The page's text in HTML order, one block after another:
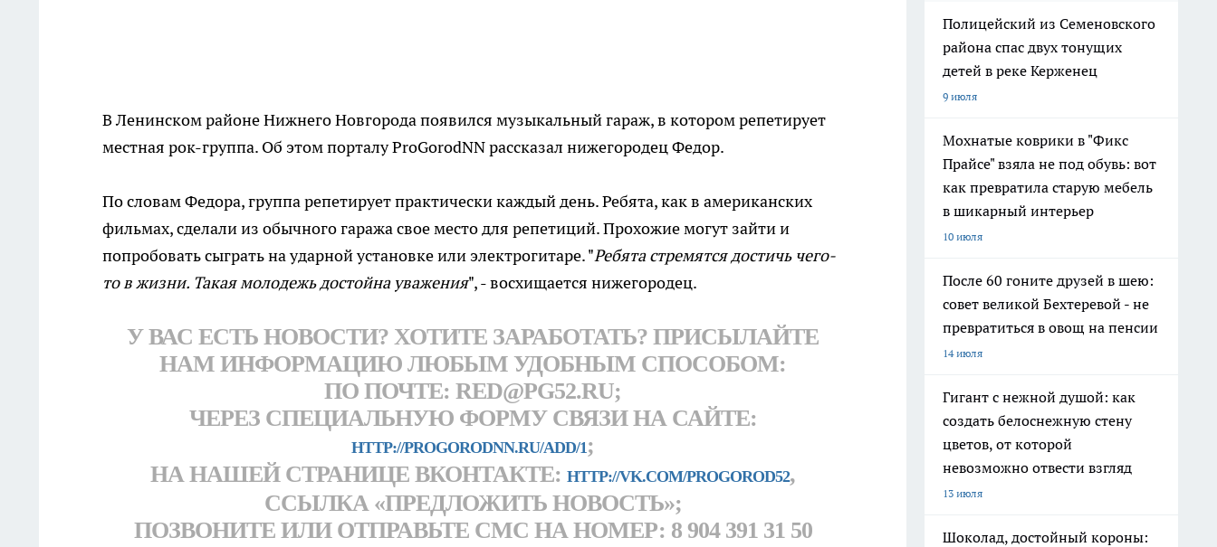
В Ленинском районе Нижнего Новгорода появился музыкальный гараж, в котором репетирует
местная рок-группа. Об этом порталу ProGorodNN рассказал нижегородец Федор.
По словам Федора, группа репетирует практически каждый день. Ребята, как в американских
фильмах, сделали из обычного гаража свое место для репетиций. Прохожие могут зайти и
попробовать сыграть на ударной установке или электрогитаре. "Ребята стремятся достичь чего-
то в жизни. Такая молодежь достойна уважения", - восхищается нижегородец.
У ВАС ЕСТЬ НОВОСТИ? ХОТИТЕ ЗАРАБОТАТЬ? ПРИСЫЛАЙТЕ
НАМ ИНФОРМАЦИЮ ЛЮБЫМ УДОБНЫМ СПОСОБОМ:
ПО ПОЧТЕ: RED@PG52.RU;
ЧЕРЕЗ СПЕЦИАЛЬНУЮ ФОРМУ СВЯЗИ НА САЙТЕ:
HTTP://PROGORODNN.RU/ADD/1;
НА НАШЕЙ СТРАНИЦЕ ВКОНТАКТЕ: HTTP://VK.COM/PROGOROD52,
ССЫЛКА «ПРЕДЛОЖИТЬ НОВОСТЬ»;
ПОЗВОНИТЕ ИЛИ ОТПРАВЬТЕ СМС НА НОМЕР: 8 904 391 31 50
Полицейский из Семеновского
района спас двух тонущих
детей в реке Керженец
9 июля
Мохнатые коврики в "Фикс
Прайсе" взяла не под обувь: вот
как превратила старую мебель
в шикарный интерьер
10 июля
После 60 гоните друзей в шею:
совет великой Бехтеревой - не
превратиться в овощ на пенсии
14 июля
Гигант с нежной душой: как
создать белоснежную стену
цветов, от которой
невозможно отвести взгляд
13 июля
Шоколад, достойный короны: